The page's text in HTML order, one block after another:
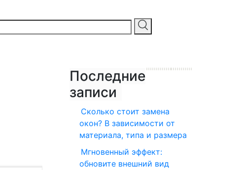
Последние
записи
Сколько стоит замена
окон? В зависимости от
материала, типа и размера
Мгновенный эффект:
обновите внешний вид